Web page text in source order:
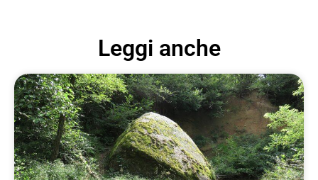
Leggi anche